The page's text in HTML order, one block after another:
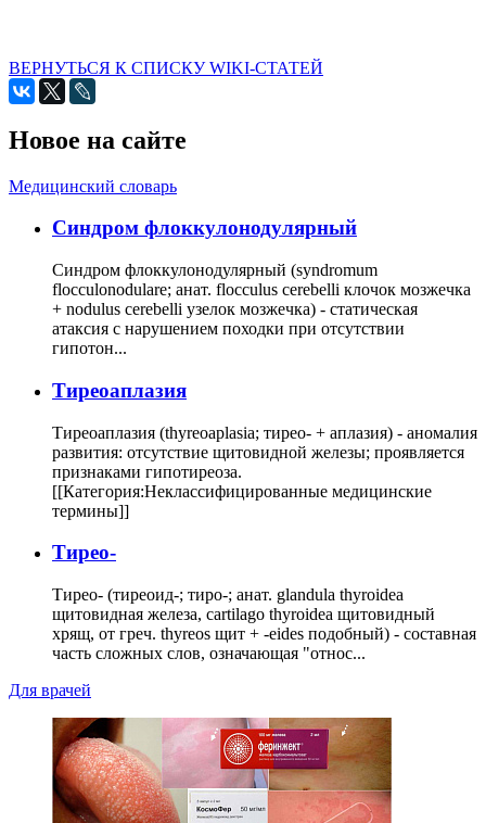
ВЕРНУТЬСЯ К СПИСКУ WIKI-СТАТЕЙ
Новое на сайте
Медицинский словарь
Cиндром флоккулонодулярный
Синдром флоккулонодулярный (syndromum
flocculonodulare; анат. flocculus cerebelli клочок мозжечка
+ nodulus cerebelli узелок мозжечка) - статическая
атаксия с нарушением походки при отсутствии
гипотон...
Тиреоаплазия
Тиреоаплазия (thyreoaplasia; тирео- + аплазия) - аномалия
развития: отсутствие щитовидной железы; проявляется
признаками гипотиреоза.
[[Категория:Неклассифицированные медицинские
термины]]
Тирео-
Тирео- (тиреоид-; тиро-; анат. glandula thyroidea
щитовидная железа, cartilago thyroidea щитовидный
хрящ, от греч. thyreos щит + -eides подобный) - составная
часть сложных слов, означающая "относ...
Для врачей